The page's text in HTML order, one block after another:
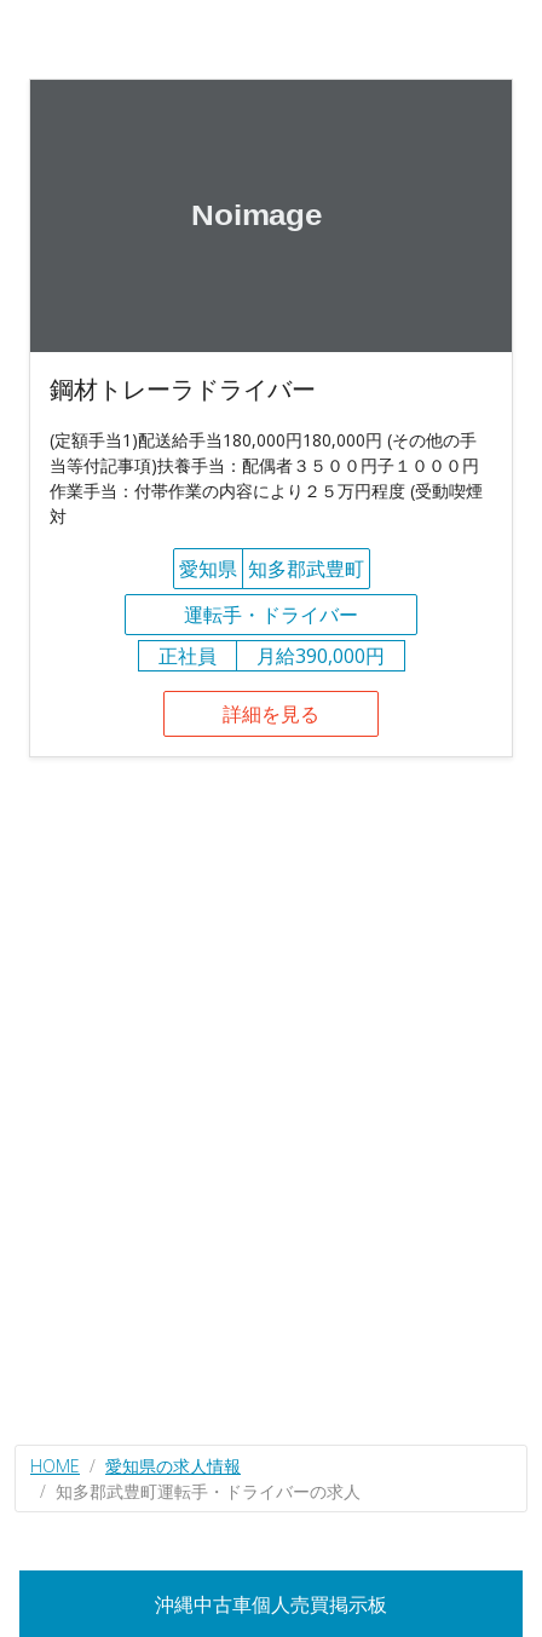
鋼材トレーラドライバー
(定額手当1)配送給手当180,000円180,000円 (その他の手
当等付記事項)扶養手当：配偶者３５００円子１０００円
作業手当：付帯作業の内容により２５万円程度 (受動喫煙
対
愛知県 知多郡武豊町
運転手・ドライバー
正社員
月給390,000円
詳細を見る
HOME
愛知県の求人情報
知多郡武豊町運転手・ドライバーの求人
沖縄中古車個人売買掲示板